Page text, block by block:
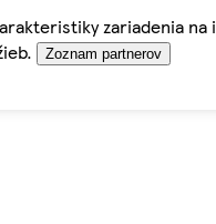
zariadenia
Zoznam partnerov